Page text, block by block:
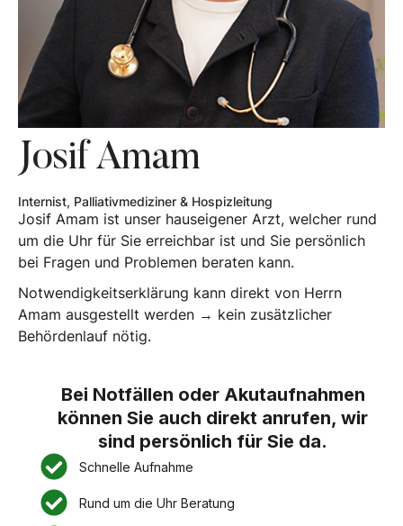
Josif Amam
Internist, Palliativmediziner & Hospizleitung
Josif Amam ist unser hauseigener Arzt, welcher rund
um die Uhr für Sie erreichbar ist und Sie persönlich
bei Fragen und Problemen beraten kann.
Notwendigkeitserklärung kann direkt von Herrn
Amam ausgestellt werden → kein zusätzlicher
Behördenlauf nötig.
Schnelle Aufnahme
Rund um die Uhr Beratung
Bei Notfällen oder Akutaufnahmen
können Sie auch direkt anrufen, wir
sind persönlich für Sie da.